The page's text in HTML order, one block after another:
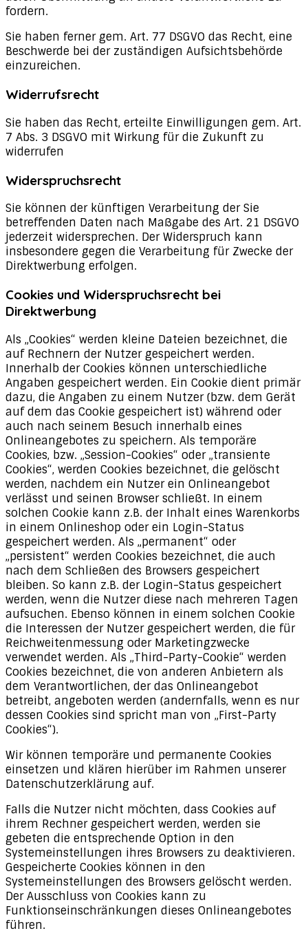
fordern.
Sie haben ferner gem. Art. 77 DSGVO das Recht, eine
Beschwerde bei der zuständigen Aufsichtsbehörde
einzureichen.
Widerrufsrecht
Sie haben das Recht, erteilte Einwilligungen gem. Art.
7 Abs. 3 DSGVO mit Wirkung für die Zukunft zu
widerrufen
Widerspruchsrecht
Sie können der künftigen Verarbeitung der Sie
betreffenden Daten nach Maßgabe des Art. 21 DSGVO
jederzeit widersprechen. Der Widerspruch kann
insbesondere gegen die Verarbeitung für Zwecke der
Direktwerbung erfolgen.
Cookies und Widerspruchsrecht bei
Direktwerbung
Als „Cookies“ werden kleine Dateien bezeichnet, die
auf Rechnern der Nutzer gespeichert werden.
Innerhalb der Cookies können unterschiedliche
Angaben gespeichert werden. Ein Cookie dient primär
dazu, die Angaben zu einem Nutzer (bzw. dem Gerät
auf dem das Cookie gespeichert ist) während oder
auch nach seinem Besuch innerhalb eines
Onlineangebotes zu speichern. Als temporäre
Cookies, bzw. „Session-Cookies“ oder „transiente
Cookies“, werden Cookies bezeichnet, die gelöscht
werden, nachdem ein Nutzer ein Onlineangebot
verlässt und seinen Browser schließt. In einem
solchen Cookie kann z.B. der Inhalt eines Warenkorbs
in einem Onlineshop oder ein Login-Status
gespeichert werden. Als „permanent“ oder
„persistent“ werden Cookies bezeichnet, die auch
nach dem Schließen des Browsers gespeichert
bleiben. So kann z.B. der Login-Status gespeichert
werden, wenn die Nutzer diese nach mehreren Tagen
aufsuchen. Ebenso können in einem solchen Cookie
die Interessen der Nutzer gespeichert werden, die für
Reichweitenmessung oder Marketingzwecke
verwendet werden. Als „Third-Party-Cookie“ werden
Cookies bezeichnet, die von anderen Anbietern als
dem Verantwortlichen, der das Onlineangebot
betreibt, angeboten werden (andernfalls, wenn es nur
dessen Cookies sind spricht man von „First-Party
Cookies“).
Wir können temporäre und permanente Cookies
einsetzen und klären hierüber im Rahmen unserer
Datenschutzerklärung auf.
Falls die Nutzer nicht möchten, dass Cookies auf
ihrem Rechner gespeichert werden, werden sie
gebeten die entsprechende Option in den
Systemeinstellungen ihres Browsers zu deaktivieren.
Gespeicherte Cookies können in den
Systemeinstellungen des Browsers gelöscht werden.
Der Ausschluss von Cookies kann zu
Funktionseinschränkungen dieses Onlineangebotes
führen.